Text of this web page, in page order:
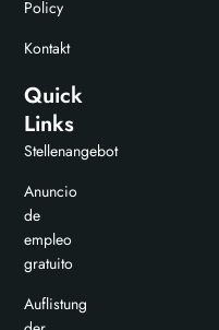
Policy
Kontakt
Quick
Links
Stellenangebot
Anuncio
de
empleo
gratuito
Auflistung